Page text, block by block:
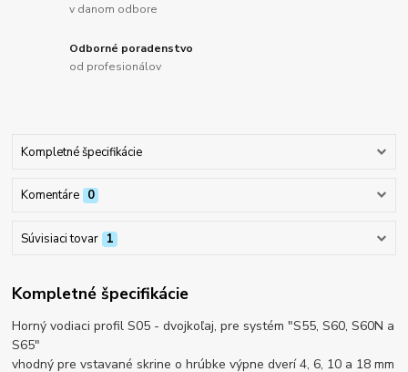
v danom odbore
Odborné poradenstvo
od profesionálov
Kompletné špecifikácie
Komentáre 0
Súvisiaci tovar 1
Kompletné špecifikácie
Horný vodiaci profil S05 - dvojkoľaj, pre systém "S55, S60, S60N a
S65"
vhodný pre vstavané skrine o hrúbke výpne dverí 4, 6, 10 a 18 mm